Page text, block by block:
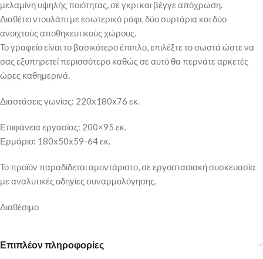
μελαμίνη υψηλής ποιότητας, σε γκρι και βέγγε απόχρωση.
Διαθέτει ντουλάπι με εσωτερικό ράφι, δύο συρτάρια και δύο
ανοιχτούς αποθηκευτικούς χώρους.
Το γραφείο είναι το βασικότερο έπιπλο, επιλέξτε το σωστά ώστε να
σας εξυπηρετεί περισσότερο καθώς σε αυτό θα περνάτε αρκετές
ώρες καθημερινά.
Διαστάσεις γωνίας: 220x180x76 εκ.
Επιφάνεια εργασίας: 200×95 εκ.
Ερμάριο: 180x50x59-64 εκ.
Το προϊόν παραδίδεται αμοντάριστο, σε εργοστασιακή συσκευασία
με αναλυτικές οδηγίες συναρμολόγησης.
Διαθέσιμο
Επιπλέον πληροφορίες